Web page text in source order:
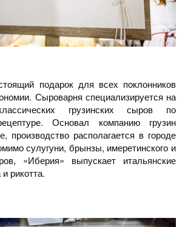
подарок для всех поклонников
Сыроварня специализируется на
грузинских сыров по
Основал компанию грузин
производство располагается в городе
сулугуни, брынзы, имеретинского и
«Иберия» выпускает итальянские
рикотта.